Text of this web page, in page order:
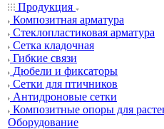
Продукция
Композитная арматура
Cтеклопластиковая арматура
Сетка кладочная
Гибкие связи
Дюбели и фиксаторы
Сетки для птичников
Антидроновые сетки
Композитные опоры для
Оборудование